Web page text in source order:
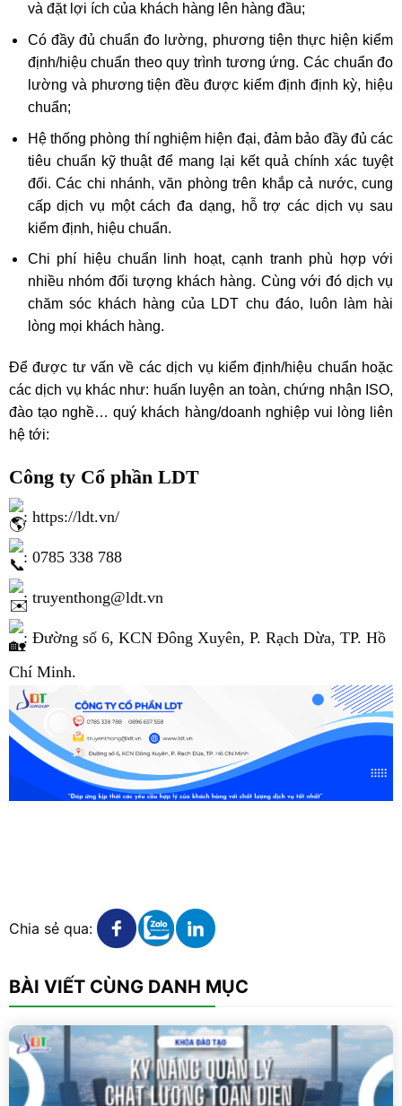
và đặt lợi ích của khách hàng lên hàng đầu;
Có đầy đủ chuẩn đo lường, phương tiện thực hiện kiểm
định/hiệu chuẩn theo quy trình tương ứng. Các chuẩn đo
lường và phương tiện đều được kiểm định định kỳ, hiệu
chuẩn;
Hệ thống phòng thí nghiệm hiện đại, đảm bảo đầy đủ các
tiêu chuẩn kỹ thuật để mang lại kết quả chính xác tuyệt
đối. Các chi nhánh, văn phòng trên khắp cả nước, cung
cấp dịch vụ một cách đa dạng, hỗ trợ các dịch vụ sau
kiểm định, hiệu chuẩn.
Chi phí hiệu chuẩn linh hoạt, cạnh tranh phù hợp với
nhiều nhóm đối tượng khách hàng. Cùng với đó dịch vụ
chăm sóc khách hàng của LDT chu đáo, luôn làm hài
lòng mọi khách hàng.
Để được tư vấn về các dịch vụ kiểm định/hiệu chuẩn hoặc
các dịch vụ khác như: huấn luyện an toàn, chứng nhận ISO,
đào tạo nghề… quý khách hàng/doanh nghiệp vui lòng liên
hệ tới:
Công ty Cổ phần LDT
: https://ldt.vn/
: 0785 338 788
: truyenthong@ldt.vn
: Đường số 6, KCN Đông Xuyên, P. Rạch Dừa, TP. Hồ
Chí Minh.
Chia sẻ qua: Xem chi tiết
Xem chi tiếtXem chi tiết
BÀI VIẾT CÙNG DANH MỤC